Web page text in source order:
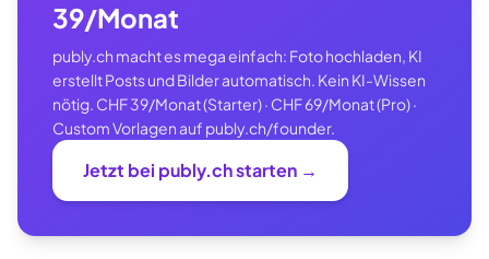
39/Monat
publy.ch macht es mega einfach: Foto hochladen, KI
erstellt Posts und Bilder automatisch. Kein KI-Wissen
nötig. CHF 39/Monat (Starter) · CHF 69/Monat (Pro) ·
Custom Vorlagen auf publy.ch/founder.
Jetzt bei publy.ch starten →